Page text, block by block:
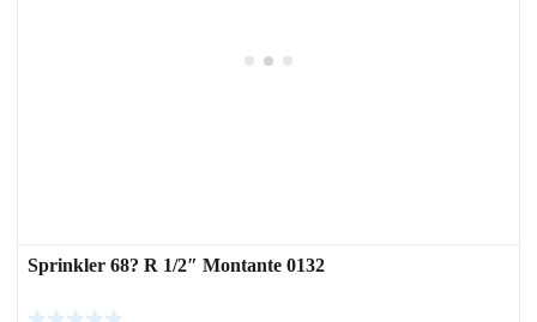
Sprinkler 68? R 1/2″ Montante 0132